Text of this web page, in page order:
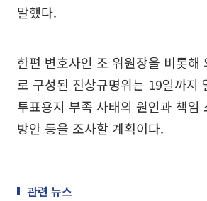
말했다.
한편 변호사인 조 위원장을 비롯해
로 구성된 진상규명위는 19일까지
투표용지 부족 사태의 원인과 책임
방안 등을 조사할 계획이다.
관련 뉴스